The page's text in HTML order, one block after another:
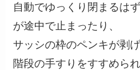
自動でゆっくり閉まるは
が途中で止まったり、
サッシの枠のペンキが剥げ
階段の手すりをすすめら